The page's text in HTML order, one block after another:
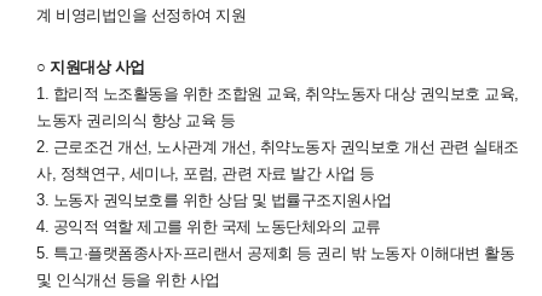
계 비영리법인을 선정하여 지원
○ 지원대상 사업
1. 합리적 노조활동을 위한 조합원 교육, 취약노동자 대상 권익보호 교육,
노동자 권리의식 향상 교육 등
2. 근로조건 개선, 노사관계 개선, 취약노동자 권익보호 개선 관련 실태조
사, 정책연구, 세미나, 포럼, 관련 자료 발간 사업 등
3. 노동자 권익보호를 위한 상담 및 법률구조지원사업
4. 공익적 역할 제고를 위한 국제 노동단체와의 교류
5. 특고·플랫폼종사자·프리랜서 공제회 등 권리 밖 노동자 이해대변 활동
및 인식개선 등을 위한 사업